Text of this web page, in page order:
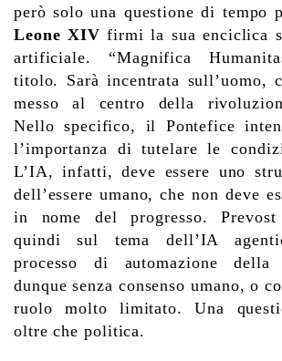
però solo una questione di tempo
Leone XIV firmi la sua enciclica
artificiale. “Magnifica
titolo. Sarà incentrata sull’uomo,
messo al centro della
Nello specifico, il Pontefice
l’importanza di tutelare le
L’IA, infatti, deve essere uno
dell’essere umano, che non deve
in nome del progresso.
quindi sul tema dell’IA
processo di automazione della
dunque senza consenso umano, o
ruolo molto limitato. Una
oltre che politica.